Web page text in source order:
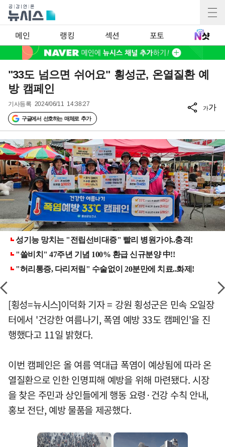
메인 랭킹 섹션 포토
"33도 넘으면 쉬어요" 횡성군, 온열질환 예
방 캠페인
기사등록 2024/06/11 14:38:27
구글에서 선호하는 매체로 추가
가가
[횡성=뉴시스]이덕화 기자 = 강원 횡성군은 민속 오일장
터에서 '건강한 여름나기, 폭염 예방 33도 캠페인'을 진
행했다고 11일 밝혔다.
이번 캠페인은 올 여름 역대급 폭염이 예상됨에 따라 온
열질환으로 인한 인명피해 예방을 위해 마련됐다. 시장
을 찾은 주민과 상인들에게 행동 요령·건강 수칙 안내,
홍보 전단, 예방 물품을 제공했다.